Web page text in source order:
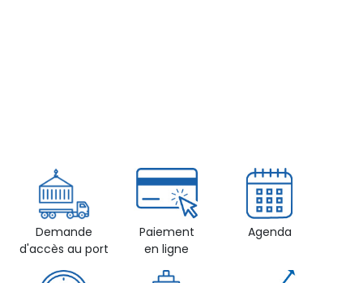
Demande
d'accès au port
Paiement
en ligne
Agenda